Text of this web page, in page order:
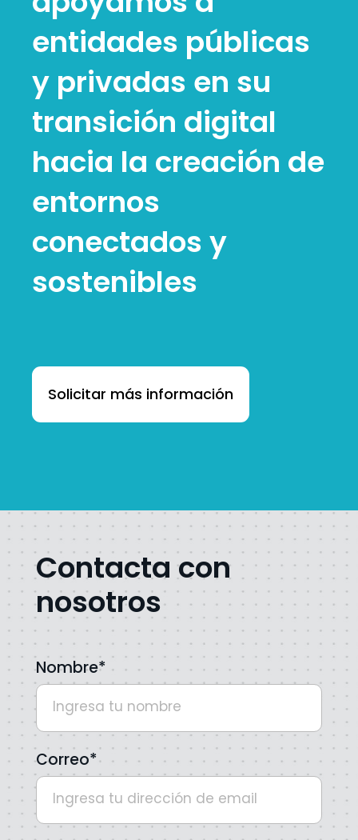
entidades públicas
y privadas en su
transición digital
hacia la creación de
entornos
conectados y
sostenibles
Solicitar más información
Contacta con
nosotros
Nombre*
Correo*